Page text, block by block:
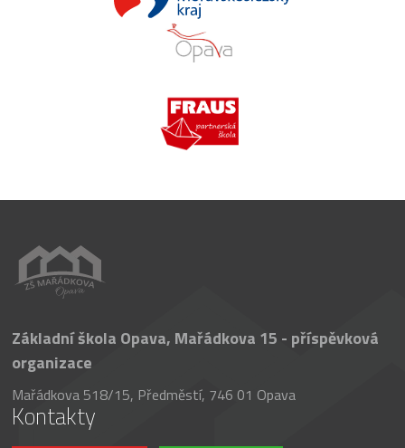
Základní škola Opava, Mařádkova 15 - příspěvková
organizace
Mařádkova 518/15, Předměstí, 746 01 Opava
Kontakty